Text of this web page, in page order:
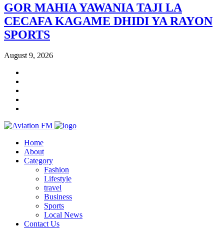
GOR MAHIA YAWANIA TAJI LA
CECAFA KAGAME DHIDI YA RAYON
SPORTS
August 9, 2026
Home
About
Category
Fashion
Lifestyle
travel
Business
Sports
Local News
Contact Us